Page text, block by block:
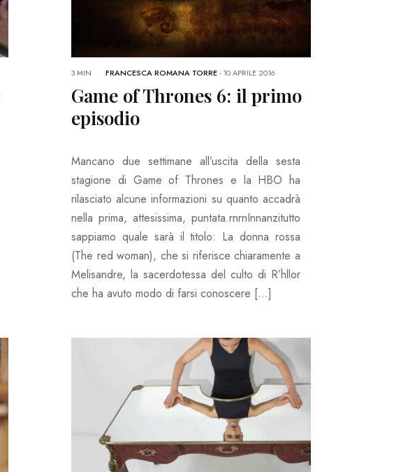
FRANCESCA ROMANA TORRE-10 APRILE 2016
3 MIN
Game of Thrones 6: il primo
episodio
Mancano due settimane all’uscita della sesta
stagione di Game of Thrones e la HBO ha
rilasciato alcune informazioni su quanto accadrà
nella prima, attesissima, puntata.rnrnInnanzitutto
sappiamo quale sarà il titolo: La donna rossa
(The red woman), che si riferisce chiaramente a
Melisandre, la sacerdotessa del culto di R’hllor
che ha avuto modo di farsi conoscere […]